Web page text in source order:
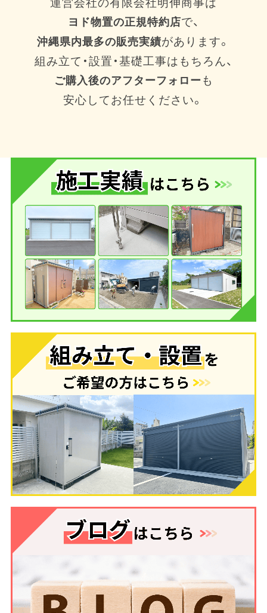
ヨド物置の正規特約店で、
沖縄県内最多の販売実績があります。
組み立て・設置・基礎工事はもちろん、
ご購入後のアフターフォローも
安心してお任せください。